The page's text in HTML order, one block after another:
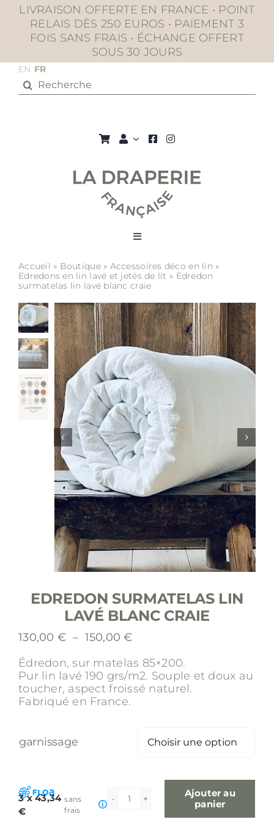
Passer
contenu
LIVRAISON OFFERTE EN FRANCE • POINT
RELAIS DÈS 250 EUROS • PAIEMENT 3
FOIS SANS FRAIS • ÉCHANGE OFFERT
SOUS 30 JOURS
EN FR
Rechercher:
Toggle
La boutique
Soldes
Matières
Entretien
Partenaires
La marque
Accueil » Boutique» Accessoires déco en lin »
Edredons en lin lavé et jetés de lit » Edredon
surmatelas lin lavé blanc craie
EDREDON SURMATELAS LIN
LAVÉ BLANC CRAIE
130,00 € – 150,00€Plage
prix :
130,00 €
à
Édredon, sur matelas 85×200.
Pur lin lavé 190 grs/m2. Souple et doux au
toucher, aspect froissé naturel.
Fabriqué en France.
garnissage 
3 x 43,34
€
sans
frais
quantité
Ajouter au
panier